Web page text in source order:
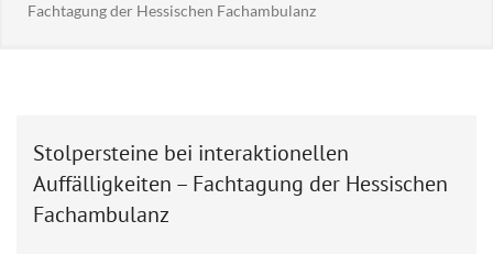
Fachtagung der Hessischen Fachambulanz
Stolpersteine bei interaktionellen
Auffälligkeiten – Fachtagung der Hessischen
Fachambulanz